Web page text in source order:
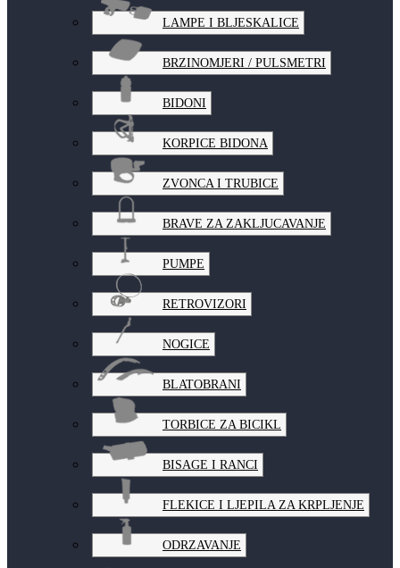
LAMPE I BLJESKALICE
BRZINOMJERI / PULSMETRI
BIDONI
KORPICE BIDONA
ZVONCA I TRUBICE
BRAVE ZA ZAKLJUCAVANJE
PUMPE
RETROVIZORI
NOGICE
BLATOBRANI
TORBICE ZA BICIKL
BISAGE I RANCI
FLEKICE I LJEPILA ZA KRPLJENJE
ODRZAVANJE